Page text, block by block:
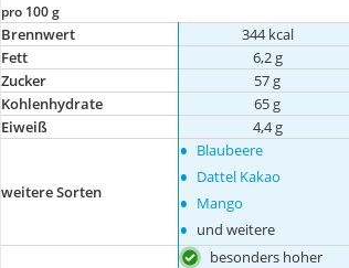
pro 100 g
Brennwert 344 kcal
Fett
6,2 g
Zucker
57 g
Kohlenhydrate
65 g
Eiweiß
4,4 g
weitere Sorten
• Blaubeere
• Dattel Kakao
• Mango
• und weitere
besonders hoher